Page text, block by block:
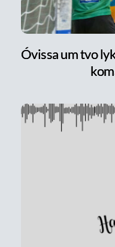
Óvissa um tvo